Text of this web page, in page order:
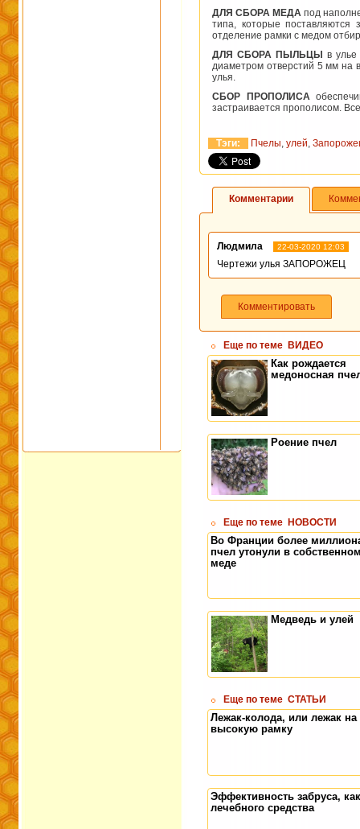
ДЛЯ СБОРА МЕДА под
типа, которые поставляются
отделение рамки с медом
ДЛЯ СБОРА ПЫЛЬЦЫ
в
диаметром отверстий 5 мм на
улья.
СБОР ПРОПОЛИСА
застраивается прополисом.
Тэги: Пчелы, улей,
Комментарии
Людмила 22-03-2020 12:03
Чертежи улья ЗАПОРОЖЕЦ
Комментировать
Еще по теме ВИДЕО
Как рождается
медоносная
Роение пчел
Еще по теме НОВОСТИ
Во Франции более
пчел утонули в
меде
Медведь и улей
Еще по теме СТАТЬИ
Лежак-колода, или лежак на
высокую рамку
Эффективность забруса, как
лечебного средства